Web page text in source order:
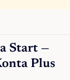
Start —
Plus